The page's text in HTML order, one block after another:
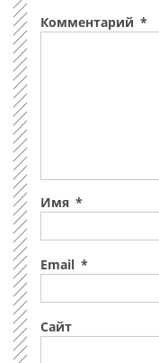
Комментарий *
Имя *
Email *
Сайт